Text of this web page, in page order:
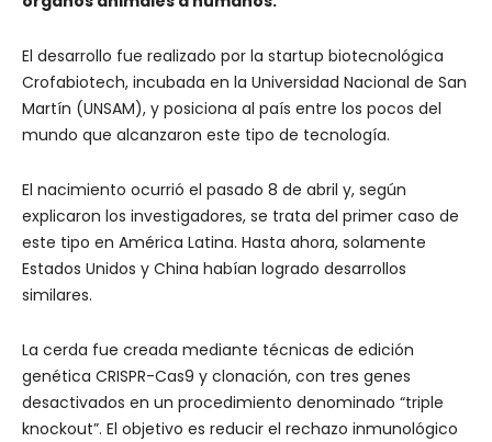
El desarrollo fue realizado por la startup biotecnológica
Crofabiotech, incubada en la Universidad Nacional de San
Martín (UNSAM), y posiciona al país entre los pocos del
mundo que alcanzaron este tipo de tecnología.
El nacimiento ocurrió el pasado 8 de abril y, según
explicaron los investigadores, se trata del primer caso de
este tipo en América Latina. Hasta ahora, solamente
Estados Unidos y China habían logrado desarrollos
similares.
La cerda fue creada mediante técnicas de edición
genética CRISPR-Cas9 y clonación, con tres genes
desactivados en un procedimiento denominado “triple
knockout”. El objetivo es reducir el rechazo inmunológico